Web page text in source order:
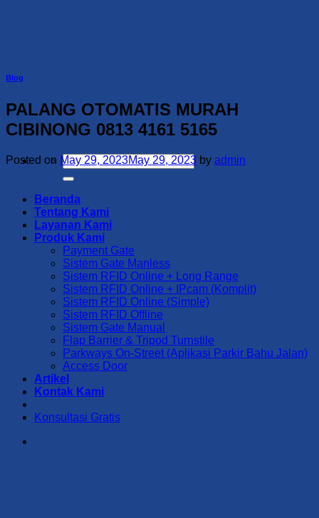
Search
for:
Beranda
Tentang Kami
Layanan Kami
Produk Kami
Payment Gate
Sistem Gate Manless
Sistem RFID Online + Long Range
Sistem RFID Online + IPcam (Komplit)
Sistem RFID Online (Simple)
Sistem RFID Offline
Sistem Gate Manual
Flap Barrier & Tripod Turnstile
Parkways On-Street (Aplikasi Parkir Bahu Jalan)
Access Door
Artikel
Kontak Kami
Konsultasi Gratis
Blog
PALANG OTOMATIS MURAH
CIBINONG 0813 4161 5165
Posted on May 29, 2023May 29, 2023 by admin